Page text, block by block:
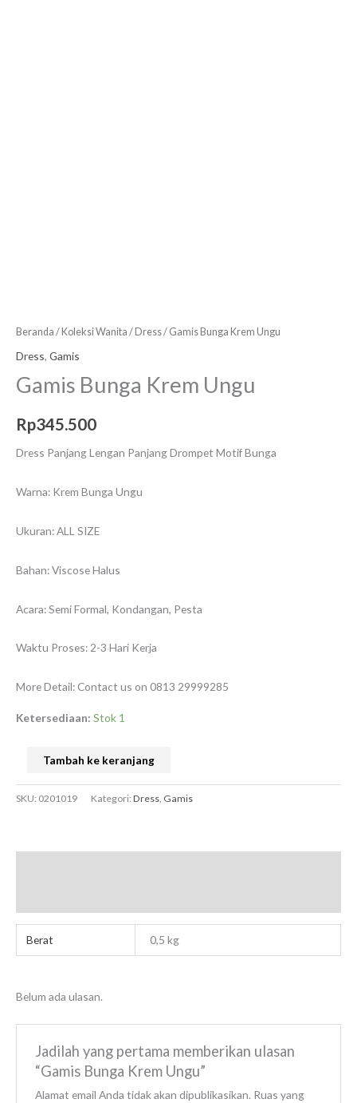
Beranda / Koleksi Wanita / Dress/ Gamis Bunga Krem Ungu
Dress, Gamis
Gamis Bunga Krem Ungu
Rp345.500
Dress Panjang Lengan Panjang Drompet Motif Bunga
Warna: Krem Bunga Ungu
Ukuran: ALL SIZE
Bahan: Viscose Halus
Acara: Semi Formal, Kondangan, Pesta
Waktu Proses: 2-3 Hari Kerja
More Detail: Contact us on 0813 29999285
Ketersediaan: Stok 1
Tambah ke keranjang
SKU: 0201019 Kategori:Dress Gamis
Berat 0,5 kg
Belum ada ulasan.
Jadilah yang pertama memberikan ulasan
“Gamis Bunga Krem Ungu”
Alamat email Anda tidak akan dipublikasikan. Ruas yang